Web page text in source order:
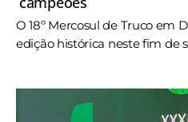
O 18º Mercosul de Truco em
edição histórica neste fim de